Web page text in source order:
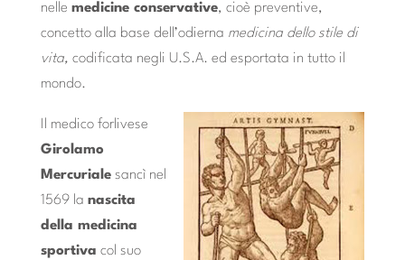
nelle medicine conservative, cioè preventive,
concetto alla base dell’odierna medicina dello stile di
vita, codificata negli U.S.A. ed esportata in tutto il
mondo.
Il medico forlivese
Girolamo
Mercurialesancì nel
1569 la nascita
della medicina
sportiva col suo